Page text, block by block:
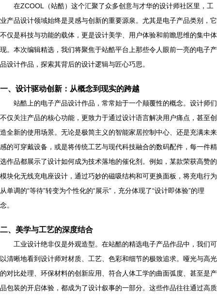
在ZCOOL（站酷）这个汇聚了众多创意与才华的设计师社区里，工
业产品设计领域始终是灵感与创新的重要源泉。尤其是电子产品类别，它
不仅是科技与功能的载体，更是设计美学、用户体验和前瞻思维的集中体
现。本次编辑精选，我们将聚焦于站酷平台上那些令人眼前一亮的电子产
品设计作品，探索其背后的设计逻辑与匠心巧思。
一、设计驱动创新：从概念到现实的跨越
站酷上的电子产品设计作品，常常始于一个颠覆性的概念。设计师们
不仅关注产品的核心功能，更致力于通过设计语言解决用户痛点，甚至创
造全新的使用场景。无论是极简主义的智能家居控制中心、还是充满未来
感的可穿戴设备，或是将传统工艺与现代科技融合的数码配件，每一件精
选作品都展示了设计如何成为技术落地的催化剂。例如，某款荣获高赞的
模块化无线充电座设计，通过巧妙的磁吸结构和可更换面板，将充电行为
从单调的“等待”转变为个性化的“展示”，充分体现了“设计即体验”的理
念。
二、美学与工艺的深度结合
工业设计绝非仅是外观造型。在站酷的精选电子产品作品中，我们可
以清晰地看到设计师对材质、工艺、色彩和细节的极致追求。哑光与高光
的对比处理、环保材料的创新应用、符合人体工学的曲面弧度、甚至是产
品包装的开启体验，都成为了设计叙事的一部分。这些作品往往通过高质